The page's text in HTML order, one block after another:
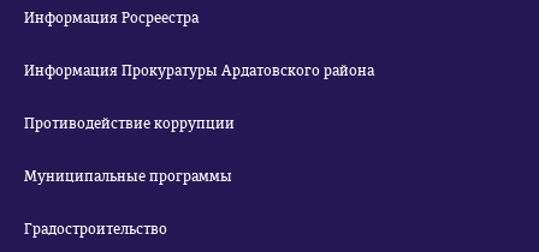
Информация Росреестра
Информация Прокуратуры Ардатовского района
Противодействие коррупции
Муниципальные программы
Градостроительство